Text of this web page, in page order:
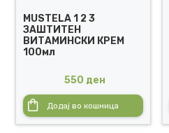
MUSTELA 1 2 3
ЗАШТИТЕН
ВИТАМИНСКИ КРЕМ
100мл
550 ден
Додај во кошница